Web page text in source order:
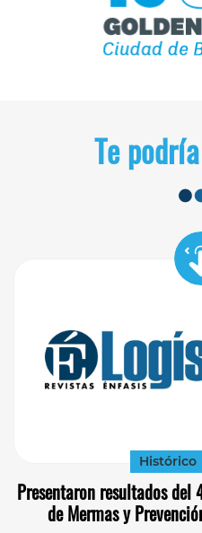
Te
Histórico
Presentaron resultados del
de Mermas y